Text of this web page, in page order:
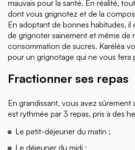
mauvais pour la santé. En réalité,
dont vous grignotez et de la
En adoptant de bonnes habitudes, il
de grignoter sainement et même de
consommation de sucres. Karéléa
pour un grignotage qui ne vous fera
Fractionner ses repas
En grandissant, vous avez sûrement
est rythmée par 3 repas, pris à des
Le petit-déjeuner du matin ;
Le déjeuner du midi ;